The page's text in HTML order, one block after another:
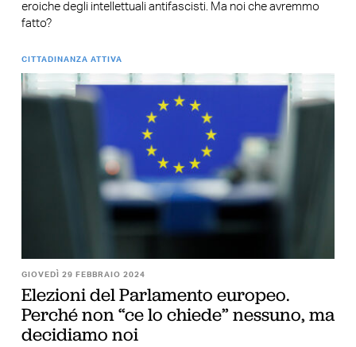
eroiche degli intellettuali antifascisti. Ma noi che avremmo
fatto?
CITTADINANZA ATTIVA
GIOVEDÌ 29 FEBBRAIO 2024
Elezioni del Parlamento europeo.
Perché non “ce lo chiede” nessuno, ma
decidiamo noi